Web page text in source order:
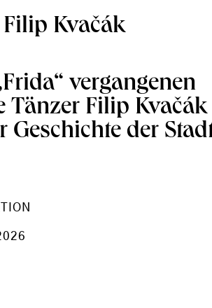
Kvačák
vergangenen
Tänzer Filip Kvačák
Geschichte der